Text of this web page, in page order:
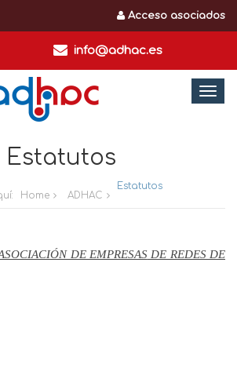
Acceso asociados
info@adhac.es
Estatutos
Home ADHAC
Estatutos
DE EMPRESASDE REDES DE